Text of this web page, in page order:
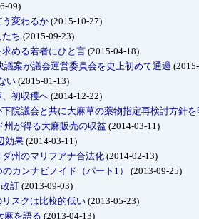
09)
変わるか(2015-10-27)
ち (2015-09-23)
める若者にひと言 (2015-04-18)
案が議会運営委員会を史上初めて通過
い(2015-01-13)
初収穫へ (2014-12-22)
院議会と共に大麻草の薬物指定再検討方針を
州が得る大麻販売の収益 (2014-03-11)
効果(2014-03-11)
州のマリフアナ合法化 (2014-02-13)
カンナビノイド（パート1）
(2013-09-25)
訂(2013-09-03)
スクは比較的低い (2013-05-23)
麻を語る (2013-04-13)